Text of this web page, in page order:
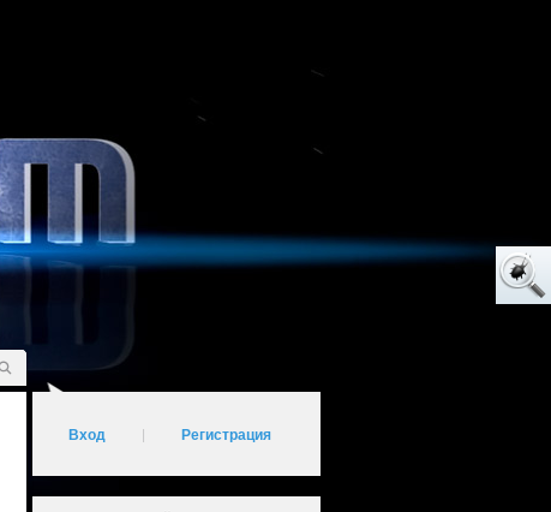
Вход Регистрация